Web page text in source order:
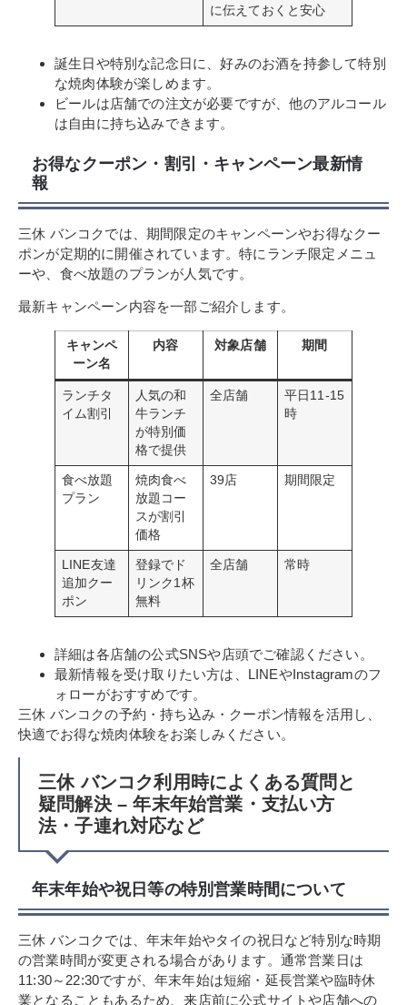
に伝えておくと安心
誕生日や特別な記念日に、好みのお酒を持参して特別
な焼肉体験が楽しめます。
ビールは店舗での注文が必要ですが、他のアルコール
は自由に持ち込みできます。
お得なクーポン・割引・キャンペーン最新情
報
三休 バンコクでは、期間限定のキャンペーンやお得なクー
ポンが定期的に開催されています。特にランチ限定メニュ
ーや、食べ放題のプランが人気です。
最新キャンペーン内容を一部ご紹介します。
キャンペ
ーン名
内容 対象店舗 期間
ランチタ
イム割引
人気の和
牛ランチ
が特別価
格で提供
全店舗
平日11-15
時
食べ放題
プラン
焼肉食べ
放題コー
スが割引
価格
39店 期間限定
LINE友達
追加クー
ポン
登録でド
リンク1杯
無料
全店舗 常時
詳細は各店舗の公式SNSや店頭でご確認ください。
最新情報を受け取りたい方は、LINEやInstagramのフ
ォローがおすすめです。
三休 バンコクの予約・持ち込み・クーポン情報を活用し、
快適でお得な焼肉体験をお楽しみください。
三休 バンコク利用時によくある質問と
疑問解決 – 年末年始営業・支払い方
法・子連れ対応など
年末年始や祝日等の特別営業時間について
三休 バンコクでは、年末年始やタイの祝日など特別な時期
の営業時間が変更される場合があります。通常営業日は
11:30～22:30ですが、年末年始は短縮・延長営業や臨時休
業となることもあるため、来店前に公式サイトや店舗への